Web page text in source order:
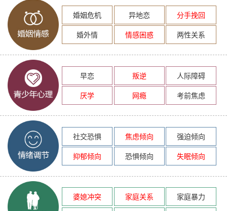
婚姻危机 异地恋
分手挽回
婚外情
情感困惑 两性关系
早恋 叛逆
人际障碍
厌学
网瘾 考前焦虑
社交恐惧 焦虑倾向
强迫倾向
抑郁倾向
恐惧倾向 失眠倾向
婆媳冲突 家庭关系
家庭暴力